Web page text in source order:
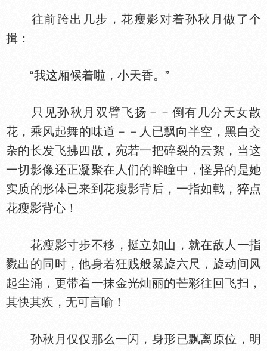
往前跨出几步，花瘦影对着孙秋月做了个
揖：
“我这厢候着啦，小天香。”
只见孙秋月双臂飞扬－－倒有几分天女散
花，乘风起舞的味道－－人已飘向半空，黑白交
杂的长发飞拂四散，宛若一把碎裂的云絮，当这
一切影像还正凝聚在人们的眸瞳中，怪异的是她
实质的形
已来到花瘦影背后，一指如戟，猝点
花瘦影背心！
花瘦影寸步不移，挺立如山，就在敌人一指
戮出的同时，他身若狂贱般暴旋六尺，旋动间风
起尘涌，更带着一抹金光灿丽的芒彩往回飞扫，
其快其疾，无可言喻！
孙秋月仅仅那么一闪，身形已飘离原位，明